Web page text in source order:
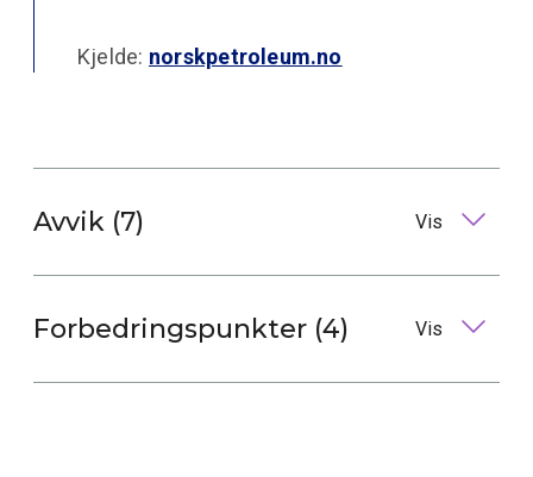
Kjelde: norskpetroleum.no
Avvik (7) Vis
Forbedringspunkter (4) Vis